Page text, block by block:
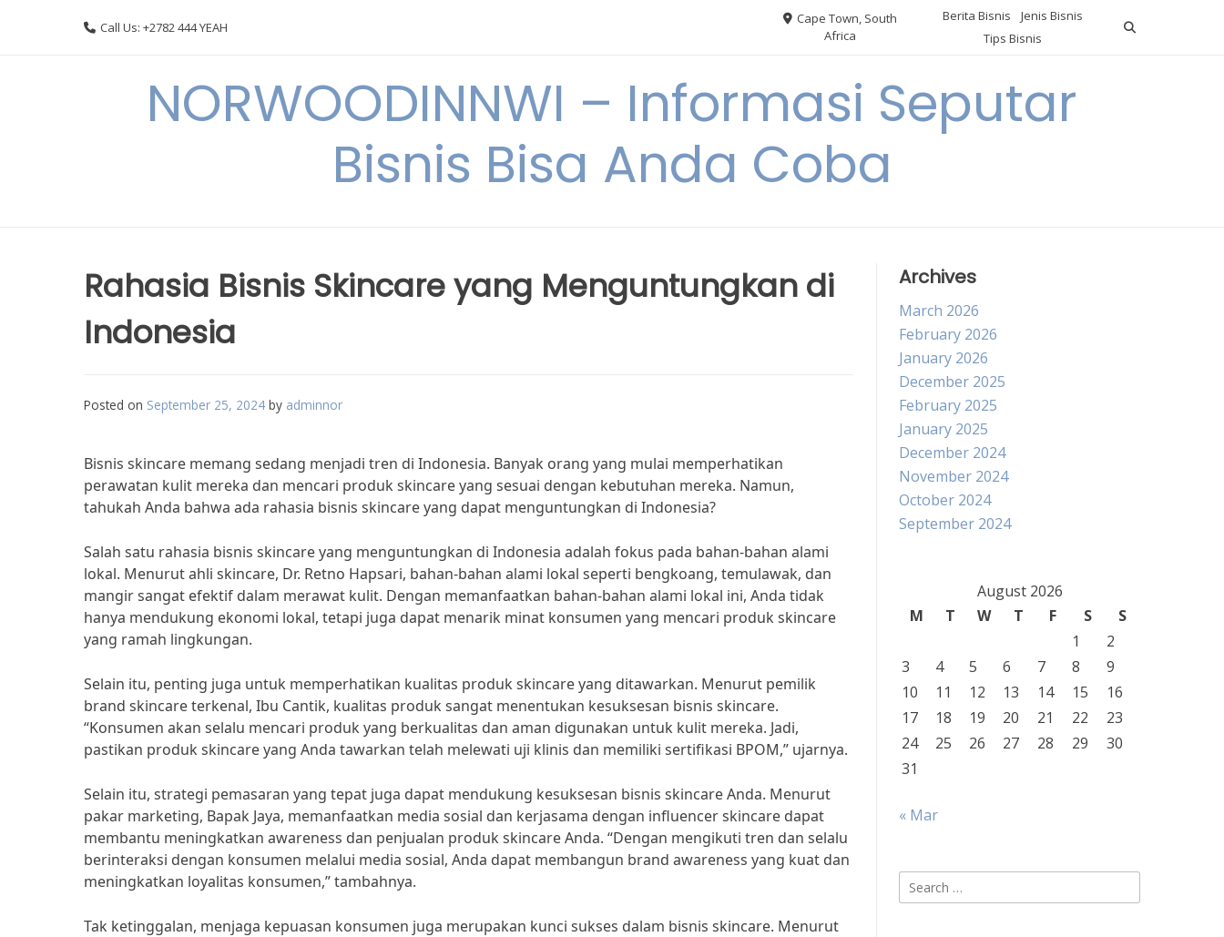
Call Us: +2782 444 YEAH
Cape Town, South
Africa
Berita Bisnis
Jenis Bisnis
Tips Bisnis
NORWOODINNWI – Informasi Seputar
Bisnis Bisa Anda Coba
Rahasia Bisnis Skincare yang Menguntungkan di
Indonesia
Posted on September 25, 2024 by adminnor
Bisnis skincare memang sedang menjadi tren di Indonesia. Banyak orang yang mulai memperhatikan
perawatan kulit mereka dan mencari produk skincare yang sesuai dengan kebutuhan mereka. Namun,
tahukah Anda bahwa ada rahasia bisnis skincare yang dapat menguntungkan di Indonesia?
Salah satu rahasia bisnis skincare yang menguntungkan di Indonesia adalah fokus pada bahan-bahan alami
lokal. Menurut ahli skincare, Dr. Retno Hapsari, bahan-bahan alami lokal seperti bengkoang, temulawak, dan
mangir sangat efektif dalam merawat kulit. Dengan memanfaatkan bahan-bahan alami lokal ini, Anda tidak
hanya mendukung ekonomi lokal, tetapi juga dapat menarik minat konsumen yang mencari produk skincare
yang ramah lingkungan.
Selain itu, penting juga untuk memperhatikan kualitas produk skincare yang ditawarkan. Menurut pemilik
brand skincare terkenal, Ibu Cantik, kualitas produk sangat menentukan kesuksesan bisnis skincare.
“Konsumen akan selalu mencari produk yang berkualitas dan aman digunakan untuk kulit mereka. Jadi,
pastikan produk skincare yang Anda tawarkan telah melewati uji klinis dan memiliki sertifikasi BPOM,” ujarnya.
Selain itu, strategi pemasaran yang tepat juga dapat mendukung kesuksesan bisnis skincare Anda. Menurut
pakar marketing, Bapak Jaya, memanfaatkan media sosial dan kerjasama dengan influencer skincare dapat
membantu meningkatkan awareness dan penjualan produk skincare Anda. “Dengan mengikuti tren dan selalu
berinteraksi dengan konsumen melalui media sosial, Anda dapat membangun brand awareness yang kuat dan
meningkatkan loyalitas konsumen,” tambahnya.
Tak ketinggalan, menjaga kepuasan konsumen juga merupakan kunci sukses dalam bisnis skincare. Menurut
Archives
March 2026
February 2026
January 2026
December 2025
February 2025
January 2025
December 2024
November 2024
October 2024
September 2024
August 2026
M
T W T F S
S
1
2
3
4 5 6 7 8
9
10
11 12 13 14 15
16
17
18 19 20 21 22
23
24
25 26 27 28 29
30
31
« Mar
Search
for: